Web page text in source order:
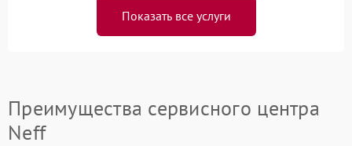
Показать все услуги
Преимущества сервисного центра
Neff